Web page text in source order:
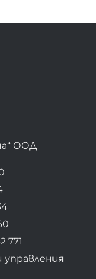
ООД
771
управления